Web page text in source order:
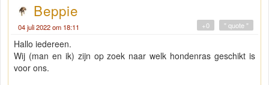
Beppie
04 juli 2022 om 18:11 " quote "
+0
Hallo iedereen.
Wij (man en ik) zijn op zoek naar welk hondenras geschikt is
voor ons.